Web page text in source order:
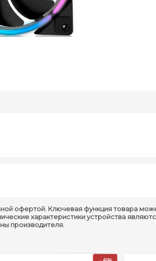
Вес : 625g
Аксуссеары в комплекте : Контроллер,
офертой. Ключевая функция товара
характеристики устройства
производителя.